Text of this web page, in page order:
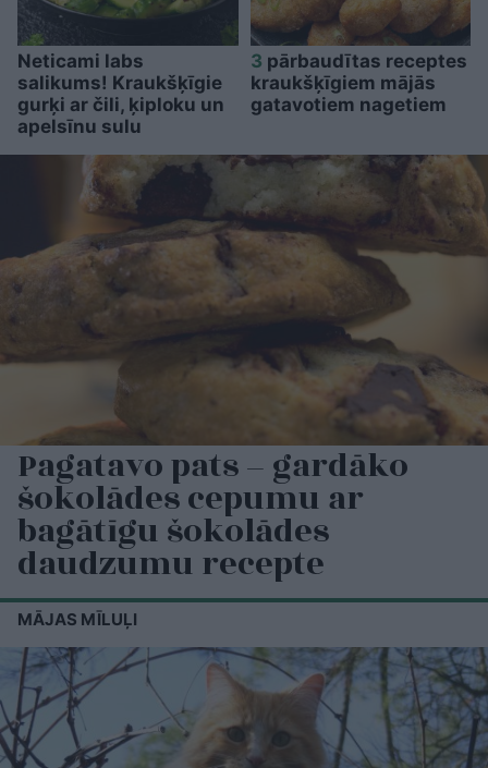
Neticami labs
salikums! Kraukšķīgie
gurķi ar čili, ķiploku un
apelsīnu sulu
3 pārbaudītas receptes
kraukšķīgiem mājās
gatavotiem nagetiem
Pagatavo pats – gardāko
šokolādes cepumu ar
bagātīgu šokolādes
daudzumu recepte
MĀJAS MĪLUĻI